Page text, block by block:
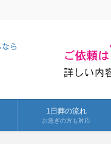
1日葬の流れ
お急ぎの方も対応